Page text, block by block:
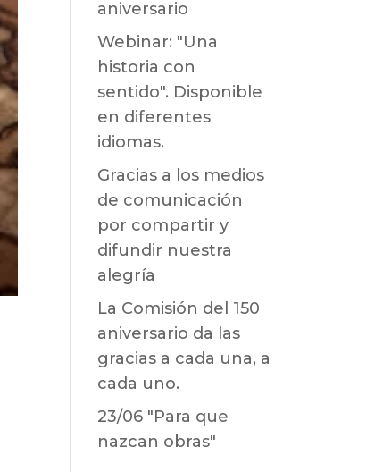
aniversario
Webinar: "Una
historia con
sentido". Disponible
en diferentes
idiomas.
Gracias a los medios
de comunicación
por compartir y
difundir nuestra
alegría
La Comisión del 150
aniversario da las
gracias a cada una, a
cada uno.
23/06 "Para que
nazcan obras"